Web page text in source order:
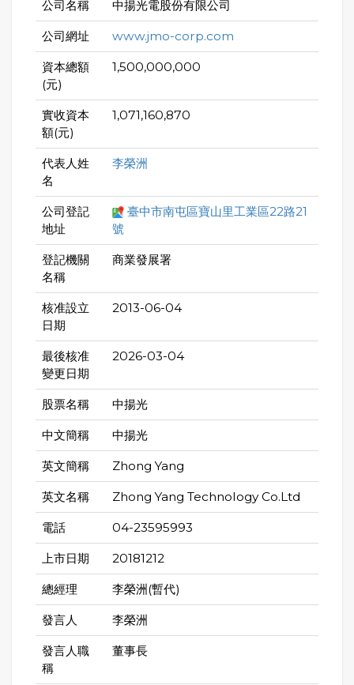
公司名稱 中揚光電股份有限公司
公司網址 www.jmo-corp.com
資本總額
(元)
1,500,000,000
實收資本
額(元)
1,071,160,870
代表人姓
名
李榮洲
公司登記
地址
臺中市南屯區寶山里工業區22路21
號
登記機關
名稱
商業發展署
核准設立
日期
2013-06-04
最後核准
變更日期
2026-03-04
股票名稱 中揚光
中文簡稱 中揚光
英文簡稱 Zhong Yang
英文名稱 Zhong Yang Technology Co.Ltd
電話 04-23595993
上市日期 20181212
總經理 李榮洲(暫代)
發言人 李榮洲
發言人職
稱
董事長